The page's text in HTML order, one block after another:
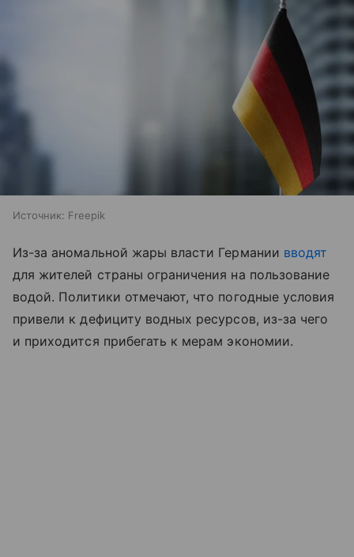
Источник: Freepik
Из-за аномальной жары власти Германии вводят
для жителей страны ограничения на пользование
водой. Политики отмечают, что погодные условия
привели к дефициту водных ресурсов, из-за чего
и приходится прибегать к мерам экономии.